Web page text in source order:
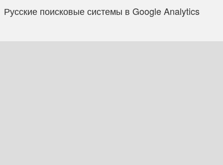
Русские поисковые системы в Google Analytics